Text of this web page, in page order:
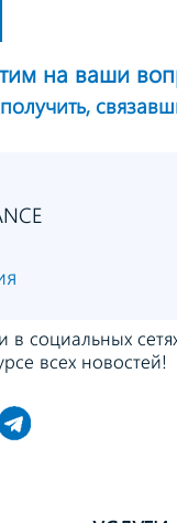
на ваши
в социальных
всех новостей!